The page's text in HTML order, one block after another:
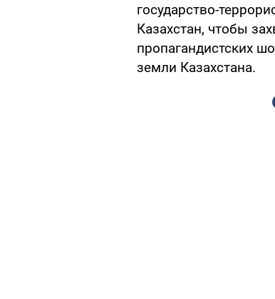
государство-
Казахстан, чтобы
пропагандистских
земли Казахстана.